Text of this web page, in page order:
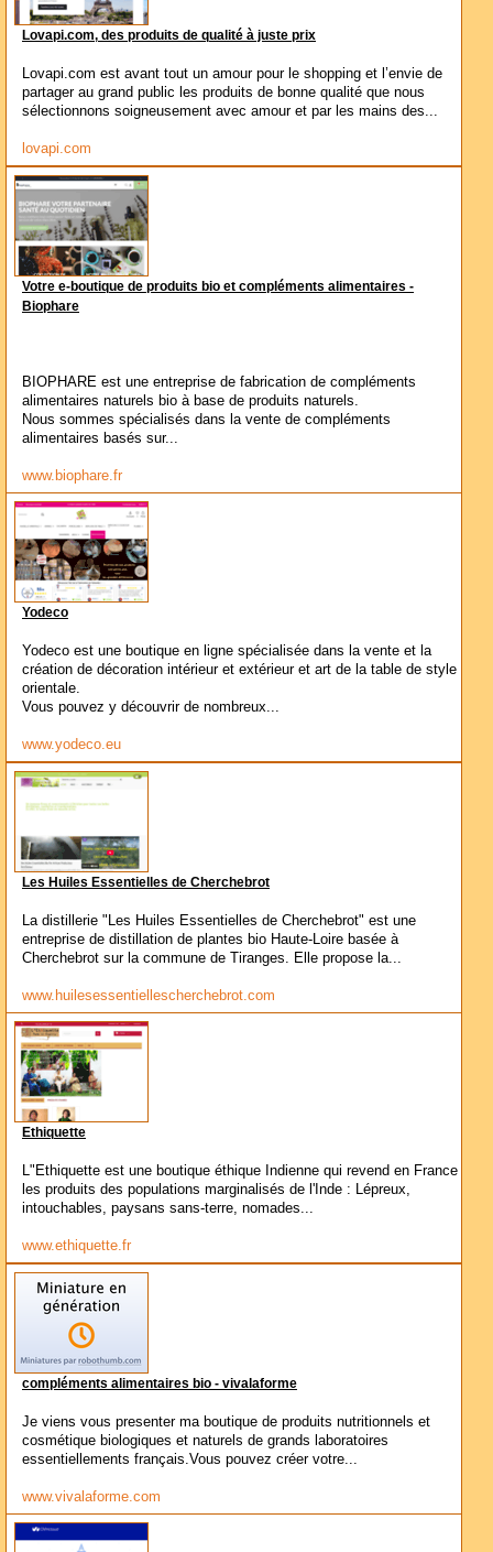
Lovapi.com, des produits de qualité à juste prix
Lovapi.com est avant tout un amour pour le shopping et l’envie de
partager au grand public les produits de bonne qualité que nous
sélectionnons soigneusement avec amour et par les mains des...
lovapi.com
Votre e-boutique de produits bio et compléments alimentaires -
Biophare
BIOPHARE est une entreprise de fabrication de compléments
alimentaires naturels bio à base de produits naturels.
Nous sommes spécialisés dans la vente de compléments
alimentaires basés sur...
www.biophare.fr
Yodeco
Yodeco est une boutique en ligne spécialisée dans la vente et la
création de décoration intérieur et extérieur et art de la table de style
orientale.
Vous pouvez y découvrir de nombreux...
www.yodeco.eu
Les Huiles Essentielles de Cherchebrot
La distillerie "Les Huiles Essentielles de Cherchebrot" est une
entreprise de distillation de plantes bio Haute-Loire basée à
Cherchebrot sur la commune de Tiranges. Elle propose la...
www.huilesessentiellescherchebrot.com
Ethiquette
L"Ethiquette est une boutique éthique Indienne qui revend en France
les produits des populations marginalisés de l'Inde : Lépreux,
intouchables, paysans sans-terre, nomades...
www.ethiquette.fr
compléments alimentaires bio - vivalaforme
Je viens vous presenter ma boutique de produits nutritionnels et
cosmétique biologiques et naturels de grands laboratoires
essentiellements français.Vous pouvez créer votre...
www.vivalaforme.com